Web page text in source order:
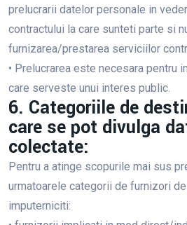
prelucrarii datelor personale in
contractului la care sunteti parte si
furnizarea/prestarea serviciilor
• Prelucrarea este necesara pentru
care serveste unui interes public.
6. Categoriile de
care se pot divulga
colectate:
Pentru a atinge scopurile mai sus
urmatoarele categorii de furnizori
imputerniciti: